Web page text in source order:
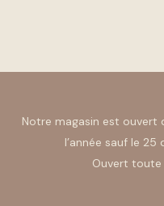
Notre magasin est ouvert
l’année sauf le 25
Ouvert toute